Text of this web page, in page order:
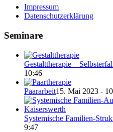
Impressum
Datenschutzerklärung
Seminare
Gestalttherapie –
10:46
Paararbeit15. Mai 2023 -
Systemische Familien-
9:47